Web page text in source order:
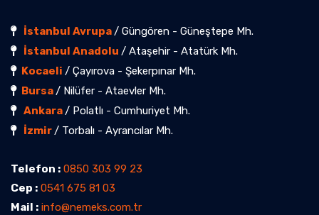
İstanbul Avrupa/ Güngören - Güneştepe Mh.
İstanbul Anadolu / Ataşehir - Atatürk Mh.
Kocaeli / Çayırova - Şekerpınar Mh.
Bursa/ Nilüfer - Ataevler Mh.
Ankara/ Polatlı - Cumhuriyet Mh.
İzmir/ Torbalı - Ayrancılar Mh.
Telefon : 0850 303 99 23
Cep : 0541 675 81 03
Mail : info@nemeks.com.tr